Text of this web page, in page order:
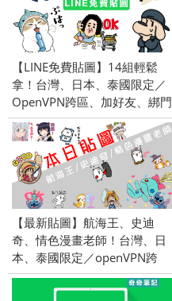
【LINE免費貼圖】14組輕鬆
拿！台灣、日本、泰國限定／
OpenVPN跨區、加好友、綁門
號／2024/7/16
【最新貼圖】航海王、史迪
奇、情色漫畫老師！台灣、日
本、泰國限定／openVPN跨
區、加好友、綁門號／
2017/6/29